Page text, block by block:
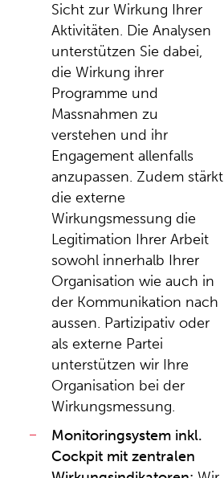
Sicht zur Wirkung Ihrer
Aktivitäten. Die Analysen
unterstützen Sie dabei,
die Wirkung ihrer
Programme und
Massnahmen zu
verstehen und ihr
Engagement allenfalls
anzupassen. Zudem stärkt
die externe
Wirkungsmessung die
Legitimation Ihrer Arbeit
sowohl innerhalb Ihrer
Organisation wie auch in
der Kommunikation nach
aussen. Partizipativ oder
als externe Partei
unterstützen wir Ihre
Organisation bei der
Wirkungsmessung.
Monitoringsystem inkl.
Cockpit mit zentralen